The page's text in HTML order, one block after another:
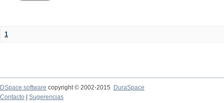
1
DSpace software copyright © 2002-2015
DuraSpace
Contacto
Sugerencias